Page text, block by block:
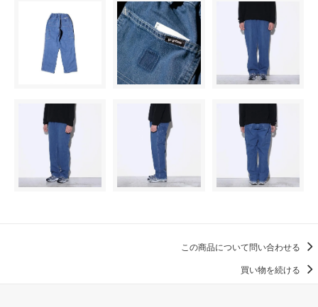
この商品について問い合わせる
買い物を続ける